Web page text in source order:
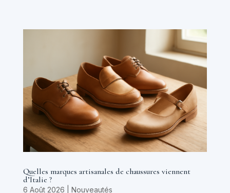
Quelles marques artisanales de chaussures viennent
d’Italie ?
6 Août 2026 Nouveautés